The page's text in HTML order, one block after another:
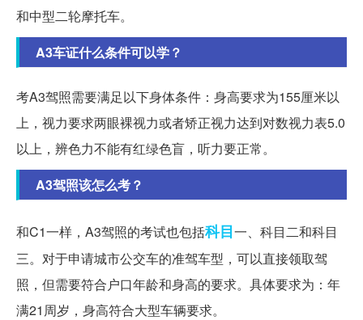
和中型二轮摩托车。
A3车证什么条件可以学？
考A3驾照需要满足以下身体条件：身高要求为155厘米以
上，视力要求两眼裸视力或者矫正视力达到对数视力表5.0
以上，辨色力不能有红绿色盲，听力要正常。
A3驾照该怎么考？
和C1一样，A3驾照的考试也包括科目一、科目二和科目
三。对于申请城市公交车的准驾车型，可以直接领取驾
照，但需要符合户口年龄和身高的要求。具体要求为：年
满21周岁，身高符合大型车辆要求。